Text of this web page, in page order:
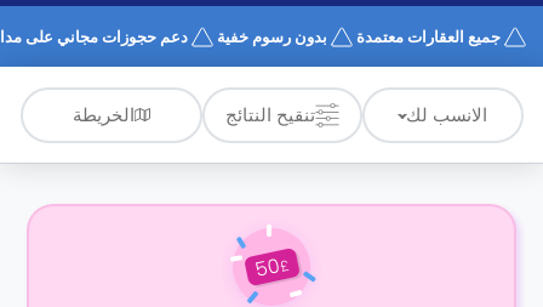
كيف
تعمل؟
الأسئلة
الشائعة
جميع العقارات معتمدة بدون رسوم خفية دعم حجوزات مجاني على مدار
الانسب لك تنقيح النتائج الخريطة
£
50